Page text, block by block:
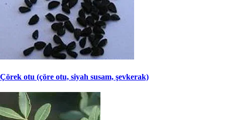
Çörek otu (çöre otu, siyah susam, şevkerak)